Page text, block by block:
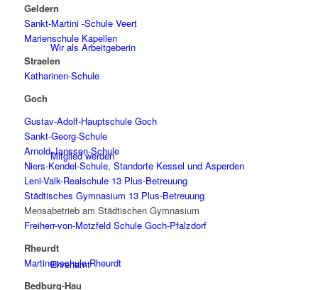
Wir als Arbeitgeberin
Mitglied werden
Ehrenamt
Geldern
Sankt-Martini -Schule Veert
Marienschule Kapellen
Straelen
Katharinen-Schule
Goch
Gustav-Adolf-Hauptschule Goch
Sankt-Georg-Schule
Arnold-Janssen-Schule
Niers-Kendel-Schule, Standorte Kessel und Asperden
Leni-Valk-Realschule 13 Plus-Betreuung
Städtisches Gymnasium 13 Plus-Betreuung
Mensabetrieb am Städtischen Gymnasium
Freiherr-von-Motzfeld Schule Goch-Pfalzdorf
Rheurdt
Martinusschule Rheurdt
Bedburg-Hau